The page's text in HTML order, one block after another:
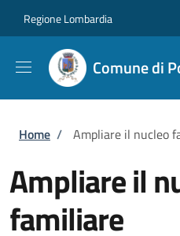
Regione Lombardia
Comune di
Briciole di
Home / Ampliare il nucleo
Ampliare il
familiare